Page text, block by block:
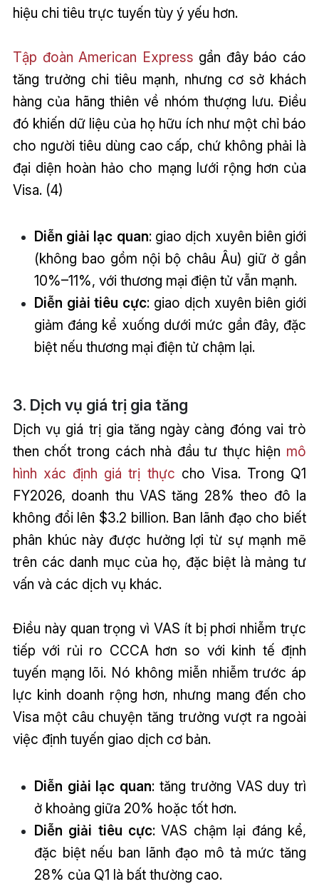
hiệu chi tiêu trực tuyến tùy ý yếu hơn.
Tập đoàn American Express gần đây báo cáo
tăng trưởng chi tiêu mạnh, nhưng cơ sở khách
hàng của hãng thiên về nhóm thượng lưu. Điều
đó khiến dữ liệu của họ hữu ích như một chỉ báo
cho người tiêu dùng cao cấp, chứ không phải là
đại diện hoàn hảo cho mạng lưới rộng hơn của
Visa. (4)
Diễn giải lạc quan: giao dịch xuyên biên giới
(không bao gồm nội bộ châu Âu) giữ ở gần
10%–11%, với thương mại điện tử vẫn mạnh.
Diễn giải tiêu cực: giao dịch xuyên biên giới
giảm đáng kể xuống dưới mức gần đây, đặc
biệt nếu thương mại điện tử chậm lại.
3. Dịch vụ giá trị gia tăng
Dịch vụ giá trị gia tăng ngày càng đóng vai trò
then chốt trong cách nhà đầu tư thực hiện mô
hình xác định giá trị thực cho Visa. Trong Q1
FY2026, doanh thu VAS tăng 28% theo đô la
không đổi lên $3.2 billion. Ban lãnh đạo cho biết
phân khúc này được hưởng lợi từ sự mạnh mẽ
trên các danh mục của họ, đặc biệt là mảng tư
vấn và các dịch vụ khác.
Điều này quan trọng vì VAS ít bị phơi nhiễm trực
tiếp với rủi ro CCCA hơn so với kinh tế định
tuyến mạng lõi. Nó không miễn nhiễm trước áp
lực kinh doanh rộng hơn, nhưng mang đến cho
Visa một câu chuyện tăng trưởng vượt ra ngoài
việc định tuyến giao dịch cơ bản.
Diễn giải lạc quan: tăng trưởng VAS duy trì
ở khoảng giữa 20% hoặc tốt hơn.
Diễn giải tiêu cực: VAS chậm lại đáng kể,
đặc biệt nếu ban lãnh đạo mô tả mức tăng
28% của Q1 là bất thường cao.